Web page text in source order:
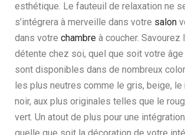
esthétique. Le fauteuil de relaxation ne
s’intégrera à merveille dans votre salon
dans votre chambre à coucher.
détente chez soi, quel que soit votre
sont disponibles dans de nombreux
les plus neutres comme le gris, beige, le
noir, aux plus originales telles que le
vert. Un atout de plus pour une